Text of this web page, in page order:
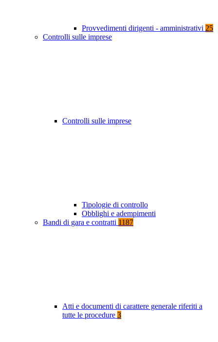
Provvedimenti dirigenti - amministrativi 25
Controlli sulle imprese
Controlli sulle imprese
Tipologie di controllo
Obblighi e adempimenti
Bandi di gara e contratti 1187
Atti e documenti di carattere generale riferiti a
tutte le procedure 3